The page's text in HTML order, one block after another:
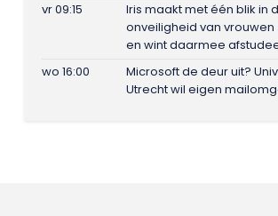
vr 09:15
Iris maakt met één blik in
onveiligheid van
en wint daarmee
wo 16:00
Microsoft de deur uit?
Utrecht wil eigen